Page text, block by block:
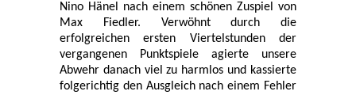
Nino Hänel nach einem schönen Zuspiel von
Max Fiedler. Verwöhnt durch die
erfolgreichen ersten Viertelstunden der
vergangenen Punktspiele agierte unsere
Abwehr danach viel zu harmlos und kassierte
folgerichtig den Ausgleich nach einem Fehler